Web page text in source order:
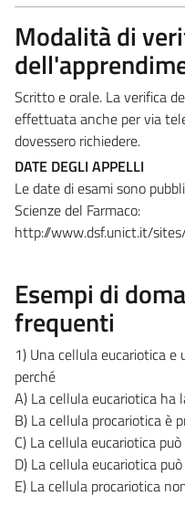
Modalità di
Scritto e orale. La verifica
effettuata anche per via
dovessero richiedere.
DATE DEGLI APPELLI
Le date di esami sono
Scienze del Farmaco:
http://www.dsf.unict.it/
Esempi di
frequenti
1) Una cellula eucariotica
perché
A) La cellula eucariotica ha
B) La cellula procariotica è
C) La cellula eucariotica
D) La cellula eucariotica
E) La cellula procariotica